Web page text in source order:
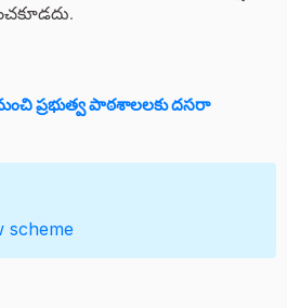
ప్రభుత్వ పాఠశాలలకు దసరా
scheme